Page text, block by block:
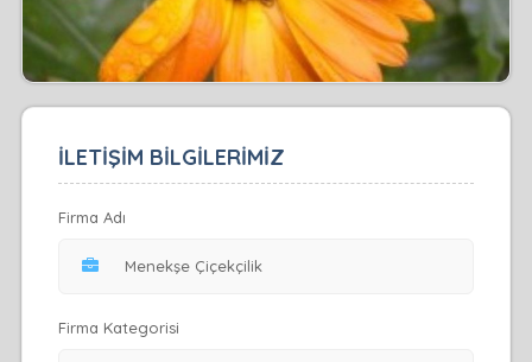
İLETİŞİM BİLGİLERİMİZ
Firma Adı
Firma Kategorisi